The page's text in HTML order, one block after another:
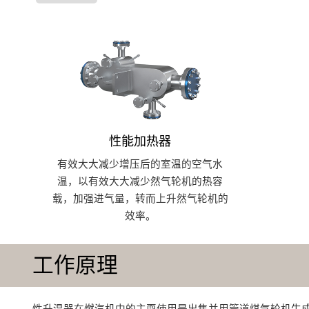
性能加热器
有效大大减少增压后的室温的空气水
温，以有效大大减少然气轮机的热容
载，加强进气量，转而上升然气轮机的
效率。
工作原理